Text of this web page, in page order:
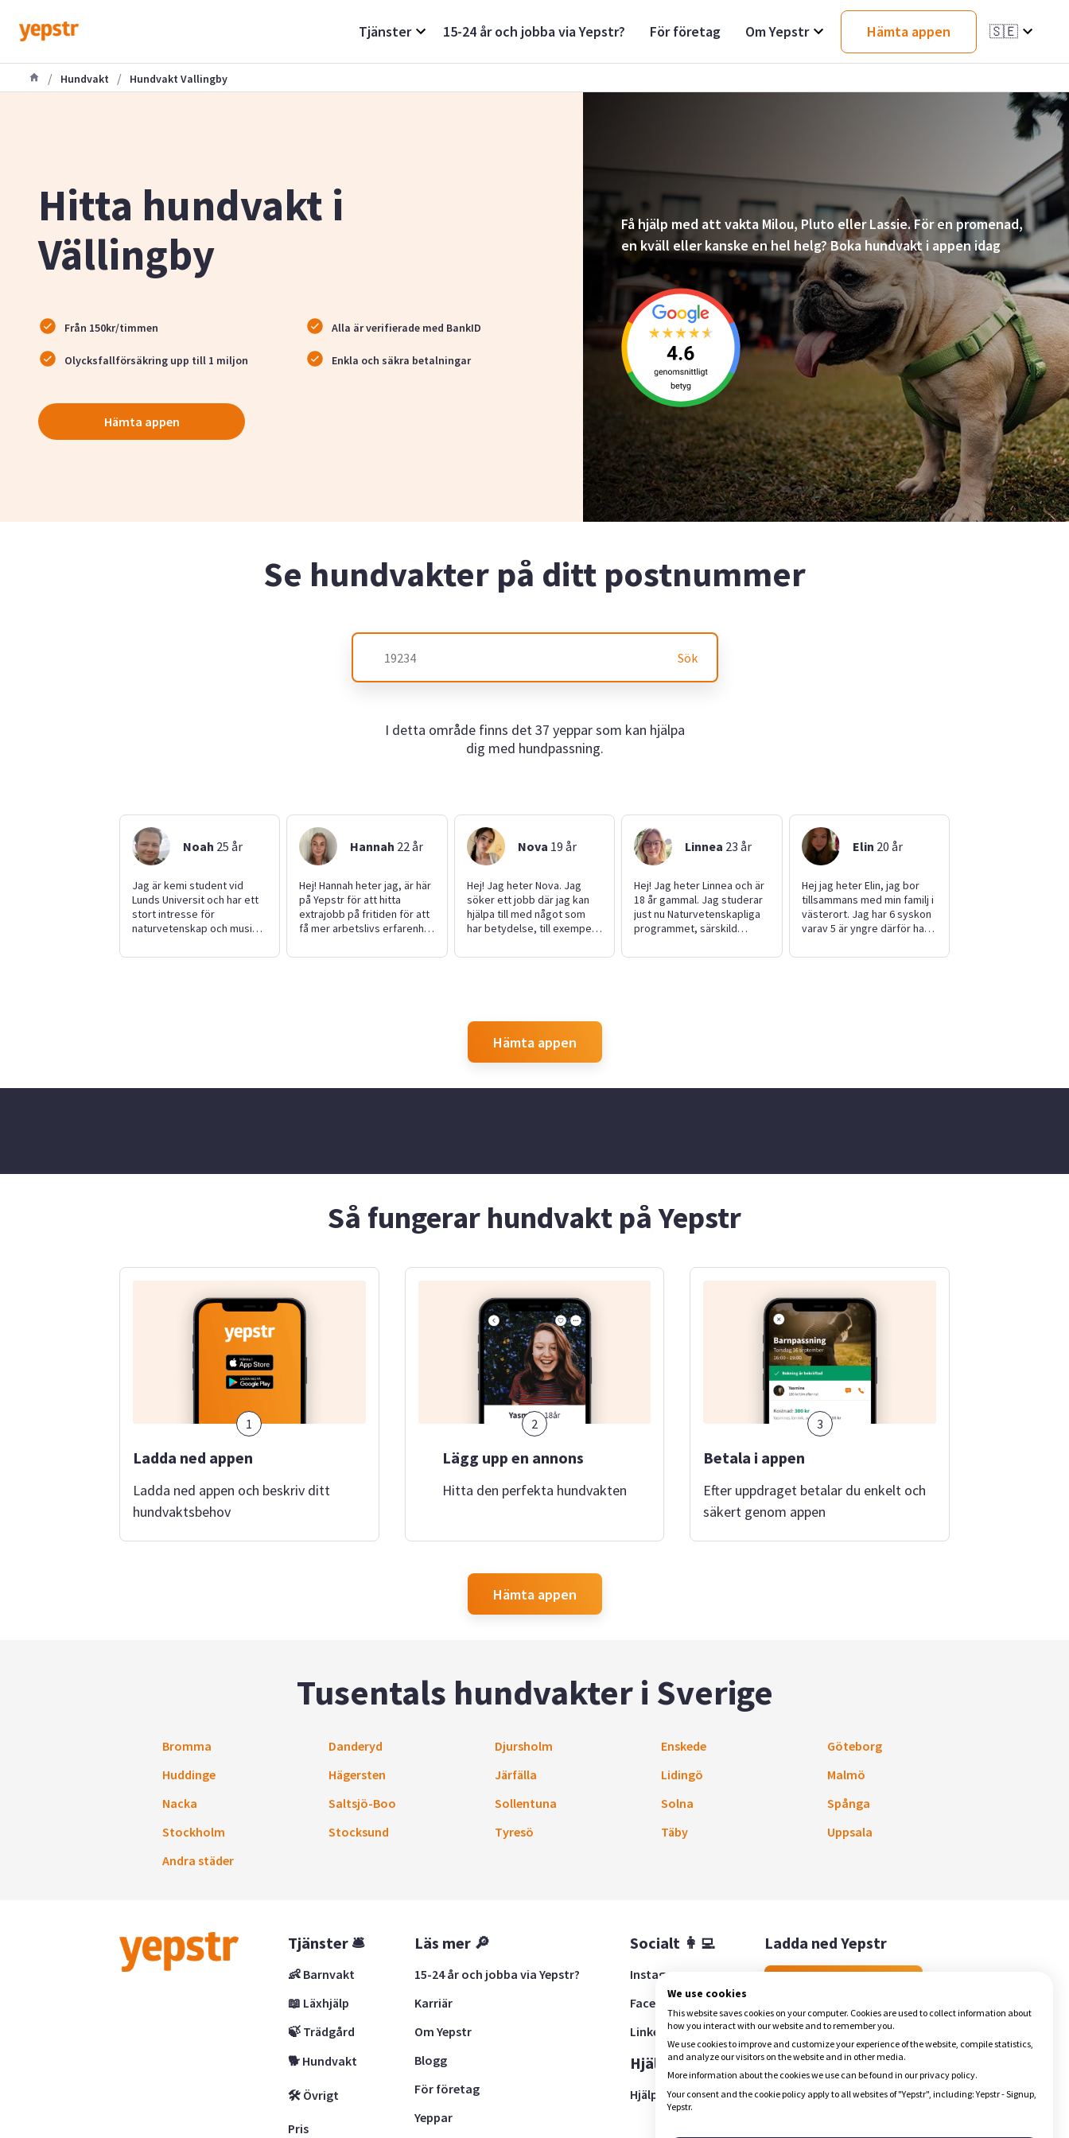
Tjänster 15-24 år och jobba via Yepstr? För företag Om Yepstr Hämta appen 🇸🇪
/ Hundvakt / Hundvakt Vallingby
Hitta hundvakt i
Vällingby
Från 150kr/timmen Alla är verifierade med BankID
Olycksfallförsäkring upp till 1 miljon Enkla och säkra betalningar
Hämta appen
Få hjälp med att vakta Milou, Pluto eller Lassie. För en promenad,
en kväll eller kanske en hel helg? Boka hundvakt i appen idag
Se hundvakter på ditt postnummer
Sök
I detta område finns det 37 yeppar som kan hjälpa
dig med hundpassning.
Noah 25 år
Jag är kemi student vid
Lunds Universit och har ett
stort intresse för
naturvetenskap och musik,
spelar gitarr, saxofon och
servering och event. Mina
Hannah 22år
Hej! Hannah heter jag, är här
på Yepstr för att hitta
extrajobb på fritiden för att
få mer arbetslivs erfarenhet
och framåt tjej som gillar att
Jag är social, framåt och är
Nova 19 år
Hej! Jag heter Nova. Jag
söker ett jobb där jag kan
hjälpa till med något som
har betydelse, till exempel
föräldrar får sin egentid.
cykla och vara med min
lillebror. Eftersom jag brukar
passa min lillebror, vet jag
någon man kan lita på. Jag
Linnea 23 år
Hej! Jag heter Linnea och är
18 år gammal. Jag studerar
just nu Naturvetenskapliga
programmet, särskild
gymnasiet. På min fritid
mindre syskon och katt och
Elin 20 år
Hej jag heter Elin, jag bor
tillsammans med min familj i
västerort. Jag har 6 syskon
varav 5 är yngre därför har
av olika åldrar. Jag går 1
Hämta appen
Så fungerar hundvakt på Yepstr
1
Ladda ned appen
Ladda ned appen och beskriv ditt
hundvaktsbehov
2
Lägg upp en annons
Hitta den perfekta hundvakten
3
Betala i appen
Efter uppdraget betalar du enkelt och
säkert genom appen
Hämta appen
Tusentals hundvakter i Sverige
Bromma Danderyd Djursholm Enskede
Göteborg
Huddinge
Hägersten Järfälla Lidingö
Malmö
Nacka
Saltsjö-Boo Sollentuna Solna
Spånga
Stockholm
Stocksund Tyresö Täby
Uppsala
Andra städer
Tjänster 🛎
👶 Barnvakt
📖 Läxhjälp
🍃 Trädgård
🐕 Hundvakt
🛠 Övrigt
Pris
Läs mer 🔎
15-24 år och jobba via Yepstr?
Karriär
Om Yepstr
Blogg
För företag
Yeppar
Socialt 👩‍💻
Instagram
Facebook
LinkedIn
Hjälp 🚨
Hjälpcenter
Ladda ned Yepstr
We use cookies
This website saves cookies on your computer. Cookies are used to collect information about
how you interact with our website and to remember you.
We use cookies to improve and customize your experience of the website, compile statistics,
and analyze our visitors on the website and in other media.
More information about the cookies we use can be found in our privacy policy.
Your consent and the cookie policy apply to all websites of "Yepstr", including: Yepstr - Signup,
Yepstr.